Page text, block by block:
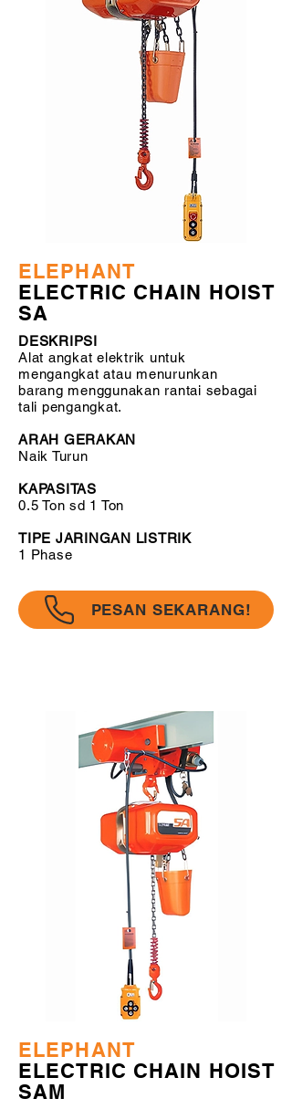
ELEPHANT
ELECTRIC CHAIN HOIST
SA
DESKRIPSI
Alat angkat elektrik untuk
mengangkat atau menurunkan
barang menggunakan rantai sebagai
tali pengangkat.
ARAH GERAKAN
Naik Turun
KAPASITAS
0.5 Ton sd 1 Ton
TIPE JARINGAN LISTRIK
1 Phase
PESAN SEKARANG!
ELEPHANT
ELECTRIC CHAIN HOIST
SAM